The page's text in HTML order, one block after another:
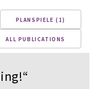
PLANSPIELE (1)
ALL PUBLICATIONS